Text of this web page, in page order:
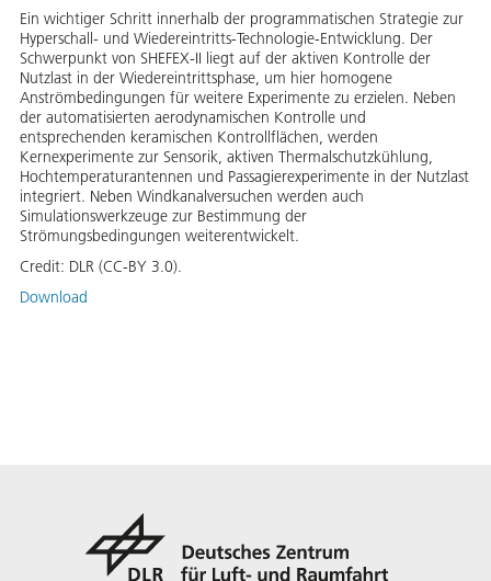
Ein wichtiger Schritt innerhalb der programmatischen Strategie zur
Hyperschall- und Wiedereintritts-Technologie-Entwicklung. Der
Schwerpunkt von SHEFEX-II liegt auf der aktiven Kontrolle der
Nutzlast in der Wiedereintrittsphase, um hier homogene
Anströmbedingungen für weitere Experimente zu erzielen. Neben
der automatisierten aerodynamischen Kontrolle und
entsprechenden keramischen Kontrollflächen, werden
Kernexperimente zur Sensorik, aktiven Thermalschutzkühlung,
Hochtemperaturantennen und Passagierexperimente in der Nutzlast
integriert. Neben Windkanalversuchen werden auch
Simulationswerkzeuge zur Bestimmung der
Strömungsbedingungen weiterentwickelt.
Credit: DLR (CC-BY 3.0).
Download